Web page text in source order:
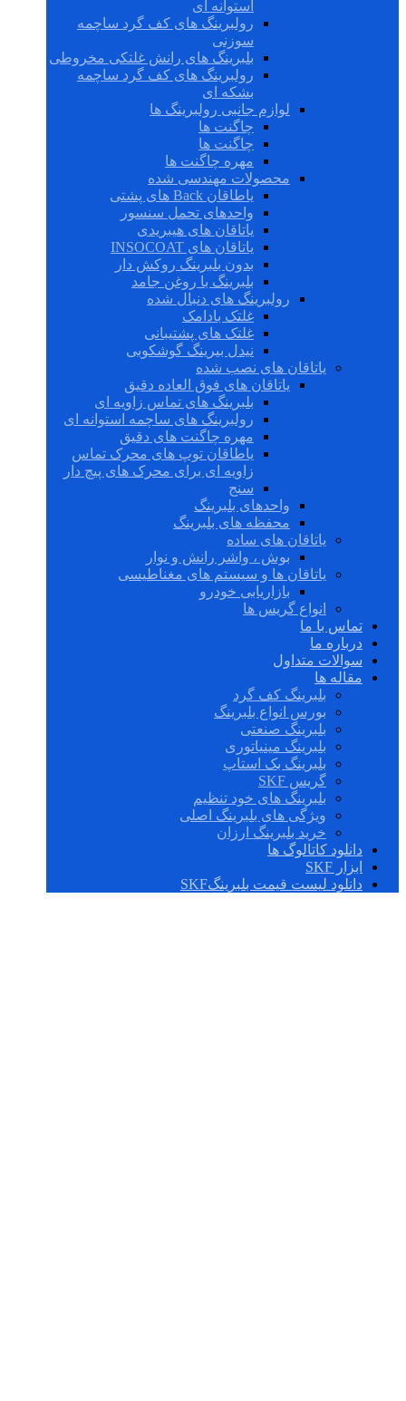
استوانه ای
رولبرینگ های کف گرد ساچمه
سوزنی
بلبرینگ های رانش غلتکی مخروطی
رولبرینگ های کف گرد ساچمه
بشکه ای
لوازم جانبی رولبرینگ ها
چاگنت ها
چاگنت ها
مهره چاگنت ها
محصولات مهندسی شده
یاطاقان Back های پشتی
واحدهای تحمل سنسور
یاتاقان های هیبریدی
یاتاقان های INSOCOAT
بدون بلبرینگ روکش دار
بلبرینگ با روغن جامد
رولبرینگ های دنبال شده
غلتک بادامک
غلتک های پشتیبانی
نیدل بیرینگ گوشکوبی
یاتاقان های نصب شده
یاتاقان های فوق العاده دقیق
بلبرینگ های تماس زاویه ای
رولبرینگ های ساچمه استوانه ای
مهره چاگنت های دقیق
یاطاقان توپ های محرک تماس
زاویه ای برای محرک های پیچ دار
سنج
واحدهای بلبرینگ
محفظه های بلبرینگ
یاتاقان های ساده
بوش ، واشر رانش و نوار
یاتاقان ها و سیستم های مغناطیسی
بازاریابی خودرو
انواع گریس ها
تماس با ما
درباره ما
سوالات متداول
مقاله ها
بلبرینگ کف گرد
بورس انواع بلبرینگ
بلبرینگ صنعتی
بلبرینگ مینیاتوری
بلبرینگ بک استاپ
گریس SKF
بلبرینگ های خود تنظیم
ویژگی های بلبرینگ اصلی
خرید بلبرینگ ارزان
دانلود کاتالوگ ها
ابزار SKF
دانلود لیست قیمت بلبرینگSKF